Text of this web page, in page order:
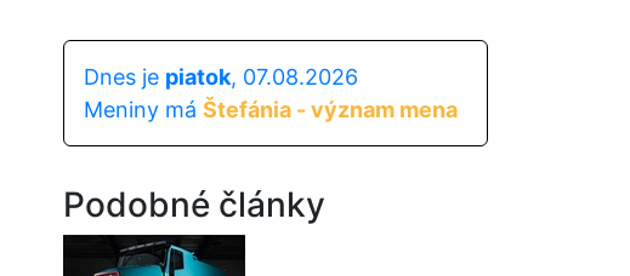
Dnes je piatok, 07.08.2026
Meniny má Štefánia - význam mena
Podobné články